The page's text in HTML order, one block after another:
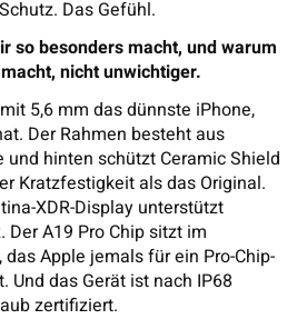
Das Gefühl.
so besonders macht, und warum
nicht unwichtiger.
5,6 mm das dünnste iPhone,
Der Rahmen besteht aus
und hinten schützt Ceramic Shield
Kratzfestigkeit als das Original.
XDR-Display unterstützt
Der A19 Pro Chip sitzt im
Apple jemals für ein Pro-Chip-
Und das Gerät ist nach IP68
zertifiziert.